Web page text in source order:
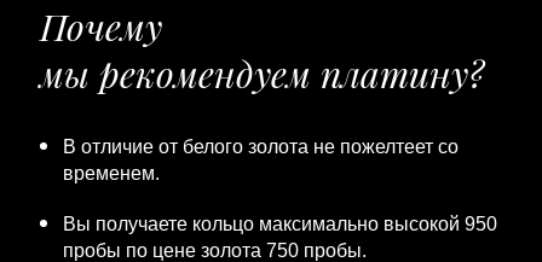
Почему
мы рекомендуем платину?
В отличие от белого золота не пожелтеет со
временем.
Вы получаете кольцо максимально высокой 950
пробы по цене золота 750 пробы.